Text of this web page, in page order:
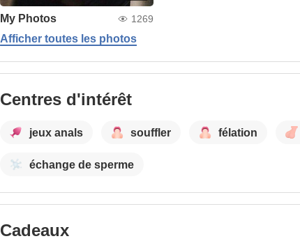
My Photos 1269
Afficher toutes les photos
Centres d'intérêt
jeux anals souffler félation
échange de sperme
Cadeaux